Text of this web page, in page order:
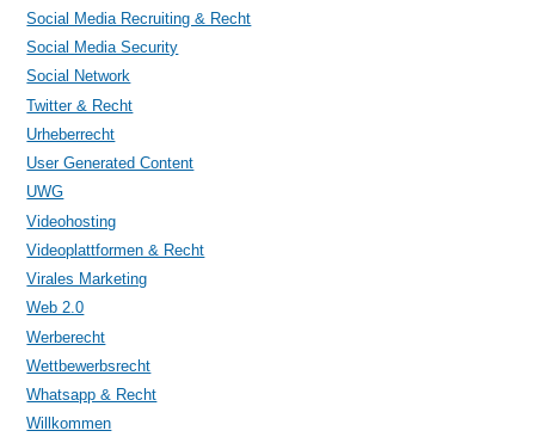
Social Media Recruiting & Recht
Social Media Security
Social Network
Twitter & Recht
Urheberrecht
User Generated Content
UWG
Videohosting
Videoplattformen & Recht
Virales Marketing
Web 2.0
Werberecht
Wettbewerbsrecht
Whatsapp & Recht
Willkommen